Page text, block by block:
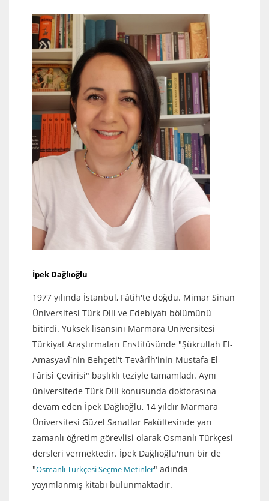
İpek Dağlıoğlu
1977 yılında İstanbul, Fâtih'te doğdu. Mimar Sinan
Üniversitesi Türk Dili ve Edebiyatı bölümünü
bitirdi. Yüksek lisansını Marmara Üniversitesi
Türkiyat Araştırmaları Enstitüsünde "Şükrullah El-
Amasyavî'nin Behçeti't-Tevârîh'inin Mustafa El-
Fârisî Çevirisi" başlıklı teziyle tamamladı. Aynı
üniversitede Türk Dili konusunda doktorasına
devam eden İpek Dağlıoğlu, 14 yıldır Marmara
Üniversitesi Güzel Sanatlar Fakültesinde yarı
zamanlı öğretim görevlisi olarak Osmanlı Türkçesi
dersleri vermektedir. İpek Dağlıoğlu'nun bir de
"Osmanlı Türkçesi Seçme Metinler" adında
yayımlanmış kitabı bulunmaktadır.